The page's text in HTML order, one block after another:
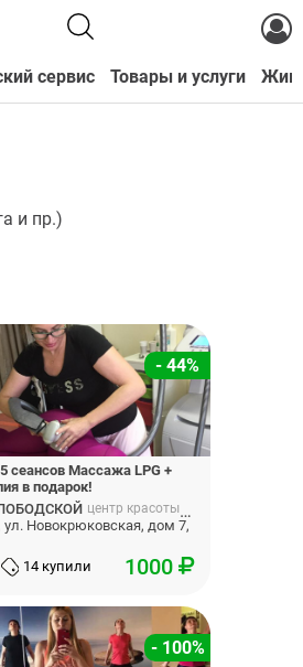
сервис Товары и услуги
и пр.)
- 44%
сеансов Массажа LPG +
в подарок!
центр красоты и здоровья
ул. Новокрюковская, дом 7,
14 купили 1000
- 100%